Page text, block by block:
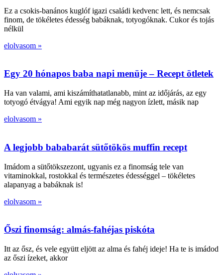
Ez a csokis-banános kuglóf igazi családi kedvenc lett, és nemcsak
finom, de tökéletes édesség babáknak, totyogóknak. Cukor és tojás
nélkül
elolvasom »
Egy 20 hónapos baba napi menüje – Recept ötletek
Ha van valami, ami kiszámíthatatlanabb, mint az időjárás, az egy
totyogó étvágya! Ami egyik nap még nagyon ízlett, másik nap
elolvasom »
A legjobb bababarát sütőtökös muffin recept
Imádom a sütőtökszezont, ugyanis ez a finomság tele van
vitaminokkal, rostokkal és természetes édességgel – tökéletes
alapanyag a babáknak is!
elolvasom »
Őszi finomság: almás-fahéjas piskóta
Itt az ősz, és vele együtt eljött az alma és fahéj ideje! Ha te is imádod
az őszi ízeket, akkor